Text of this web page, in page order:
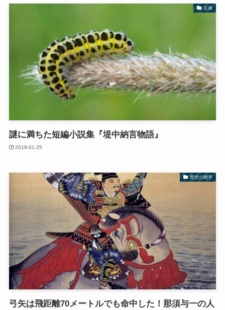
古典
謎に満ちた短編小説集『堤中納言物語』
2018-01-25
歴史の雑学
弓矢は飛距離70メートルでも命中した！那須与一の人